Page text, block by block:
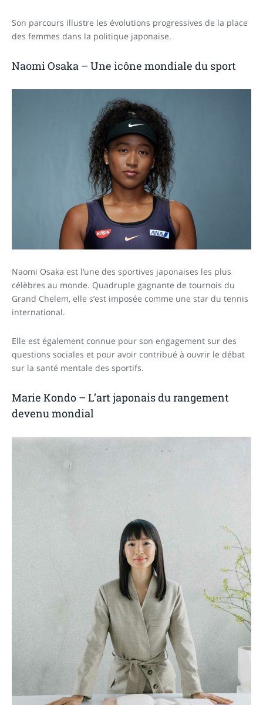
Son parcours illustre les évolutions progressives de la place
des femmes dans la politique japonaise.
Naomi Osaka – Une icône mondiale du sport
Naomi Osaka est l’une des sportives japonaises les plus
célèbres au monde. Quadruple gagnante de tournois du
Grand Chelem, elle s’est imposée comme une star du tennis
international.
Elle est également connue pour son engagement sur des
questions sociales et pour avoir contribué à ouvrir le débat
sur la santé mentale des sportifs.
Marie Kondo – L’art japonais du rangement
devenu mondial